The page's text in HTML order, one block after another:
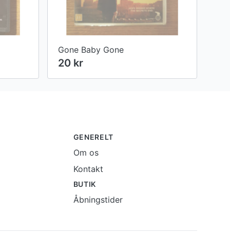
Gone Baby Gone
20 kr
GENERELT
Om os
Kontakt
BUTIK
Åbningstider